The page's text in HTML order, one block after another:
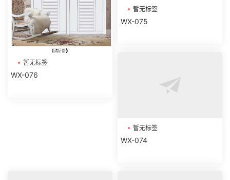
暂无标签
WX-076
暂无标签
WX-075
暂无标签
WX-074